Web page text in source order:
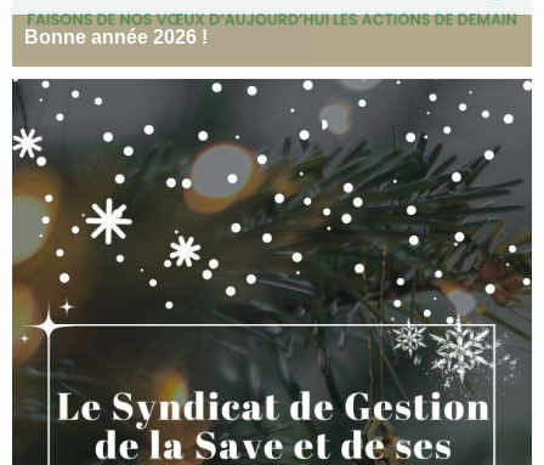
Bonne année 2026 !